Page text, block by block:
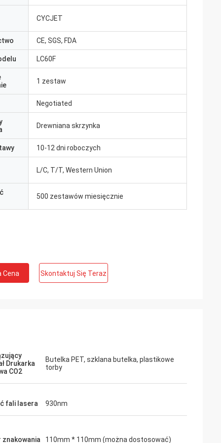
CYCJET
CE, SGS, FDA
LC60F
1 zestaw
Negotiated
Drewniana skrzynka
10-12 dni roboczych
L/C, T/T, Western Union
500 zestawów miesięcznie
Cena Skontaktuj Się Teraz
Drukarka
CO2
Butelka PET, szklana butelka, plastikowe
torby
fali lasera 930nm
znakowania 110mm * 110mm (można dostosować)